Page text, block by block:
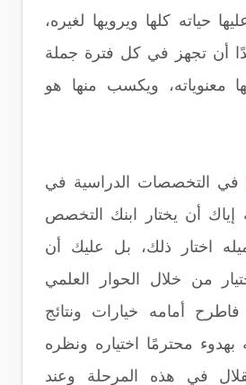
حياته كلها ويرويها لغيره،
أن تجهز في كل فترة جملة
معنوياته، ويكسب منها هو
في التخصصات الدراسية في
إياك أن يختار ابنك التخصص
اختار ذلك، بل عليك أن
من خلال الحوار العلمي
فاطرح أمامه خيارات ونتائج
بهدوء محترمًا اختياره ونظره
في هذه المرحلة وعند